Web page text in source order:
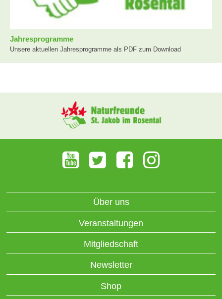
Jahresprogramme
Unsere aktuellen Jahresprogramme als PDF zum Download
Über uns
Veranstaltungen
Mitgliedschaft
Newsletter
Shop